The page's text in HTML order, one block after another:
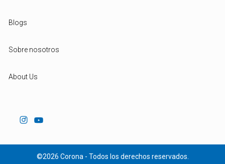
Blogs
Sobre nosotros
About Us
©2026 Corona - Todos los derechos reservados.